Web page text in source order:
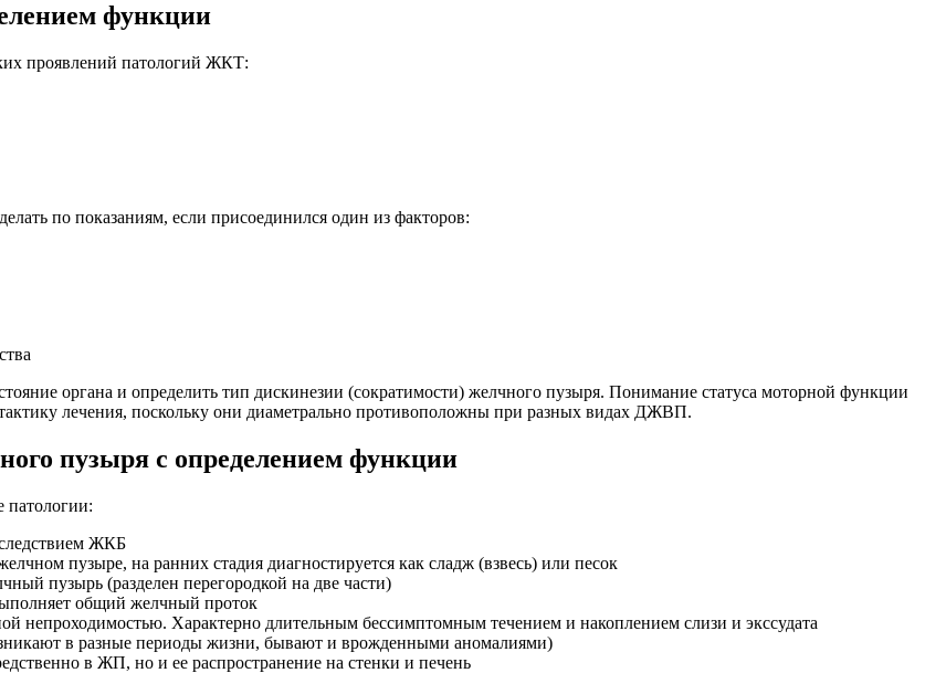
функции
проявлений патологий ЖКТ:
по показаниям, если присоединился один из факторов:
органа и определить тип дискинезии (сократимости) желчного пузыря. Понимание статуса моторной функции
лечения, поскольку они диаметрально противоположны при разных видах ДЖВП.
пузыря с определением функции
патологии:
ЖКБ
пузыре, на ранних стадия диагностируется как сладж (взвесь) или песок
пузырь (разделен перегородкой на две части)
общий желчный проток
непроходимостью. Характерно длительным бессимптомным течением и накоплением слизи и экссудата
в разные периоды жизни, бывают и врожденными аномалиями)
в ЖП, но и ее распространение на стенки и печень